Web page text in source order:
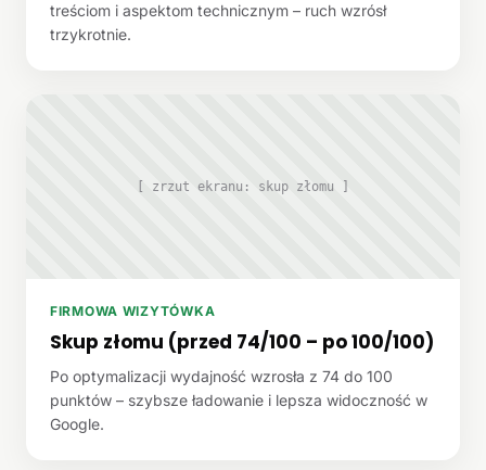
treściom i aspektom technicznym – ruch wzrósł
trzykrotnie.
[ zrzut ekranu: skup złomu ]
FIRMOWA WIZYTÓWKA
Skup złomu (przed 74/100 – po 100/100)
Po optymalizacji wydajność wzrosła z 74 do 100
punktów – szybsze ładowanie i lepsza widoczność w
Google.